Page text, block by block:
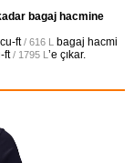
bagaj hacmine
ft / 616 L
bagaj hacmi
ft / 1795 L ’e çıkar.